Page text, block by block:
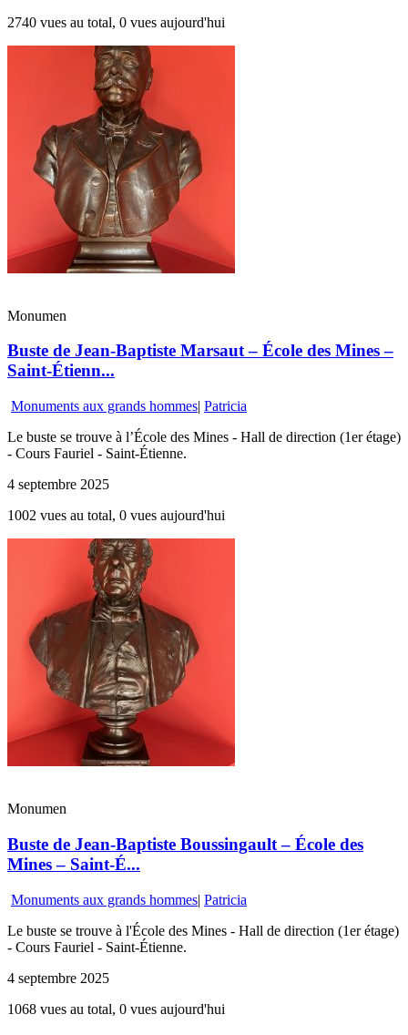
2740 vues au total, 0 vues aujourd'hui
Monumen
Buste de Jean-Baptiste Marsaut – École des Mines –
Saint-Étienn...
Monuments aux grands hommes| Patricia
Le buste se trouve à l’École des Mines - Hall de direction (1er étage)
- Cours Fauriel - Saint-Étienne.
4 septembre 2025
1002 vues au total, 0 vues aujourd'hui
Monumen
Buste de Jean-Baptiste Boussingault – École des
Mines – Saint-É...
Monuments aux grands hommes| Patricia
Le buste se trouve à l'École des Mines - Hall de direction (1er étage)
- Cours Fauriel - Saint-Étienne.
4 septembre 2025
1068 vues au total, 0 vues aujourd'hui